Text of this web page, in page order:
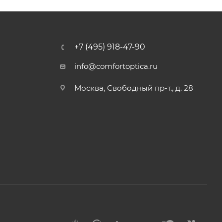
+7 (495) 918-47-90
info@comfortoptica.ru
Москва, Свободный пр-т., д. 28